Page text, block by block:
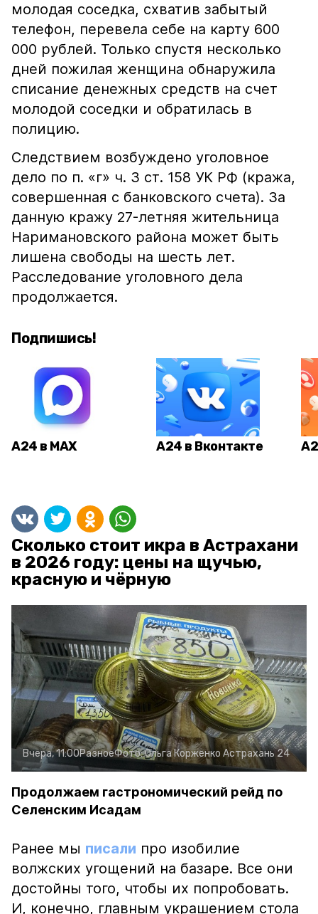
молодая соседка, схватив забытый
телефон, перевела себе на карту 600
000 рублей. Только спустя несколько
дней пожилая женщина обнаружила
списание денежных средств на счет
молодой соседки и обратилась в
полицию.
Следствием возбуждено уголовное
дело по п. «г» ч. 3 ст. 158 УК РФ (кража,
совершенная с банковского счета). За
данную кражу 27-летняя жительница
Наримановского района может быть
лишена свободы на шесть лет.
Расследование уголовного дела
продолжается.
Подпишись!
А24 в MAX А24 в Вконтакте
Сколько стоит икра в Астрахани
в 2026 году: цены на щучью,
красную и чёрную
Вчера, 11:00РазноеФото:Ольга Корженко Астрахань 24
Продолжаем гастрономический рейд по
Селенским Исадам
Ранее мы писали про изобилие
волжских угощений на базаре. Все они
достойны того, чтобы их попробовать.
И, конечно, главным украшением стола